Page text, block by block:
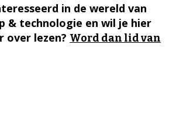
in de wereld van
& technologie en wil je hier
over lezen? Word dan lid van